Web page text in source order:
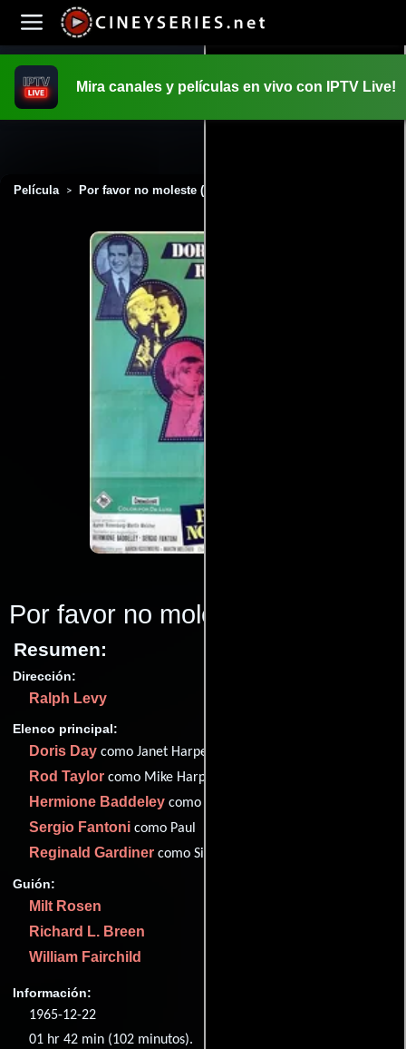
Mira canales y películas en vivo con IPTV Live!
Película > Por favor no moleste (1965)
Por favor no moleste
Resumen:
Dirección:
Ralph Levy
Elenco principal:
Doris Day como Janet Harper
Rod Taylor como Mike Harper
Hermione Baddeley como Vanessa Courtwright
Sergio Fantoni como Paul
Reginald Gardiner como Simmons
Guión:
Milt Rosen
Richard L. Breen
William Fairchild
Información:
1965-12-22
01 hr 42 min (102 minutos).